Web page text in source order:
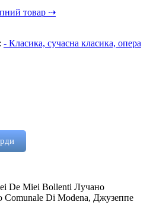
товар ⇢
- Класика, сучасна класика, опера
De Miei Bollenti Лучано
Comunale Di Modena, Джузеппе